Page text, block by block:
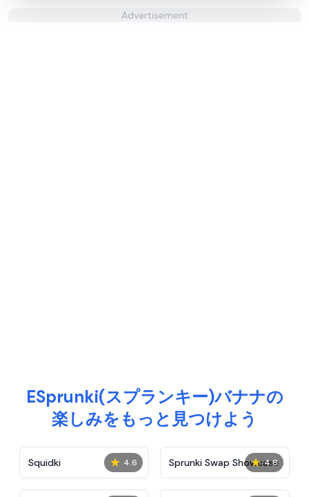
Advertisement
ESprunki(スプランキー)バナナの
楽しみをもっと見つけよう
★ 4.6
Squidki ★ 4.8
Sprunki Swap Showcase